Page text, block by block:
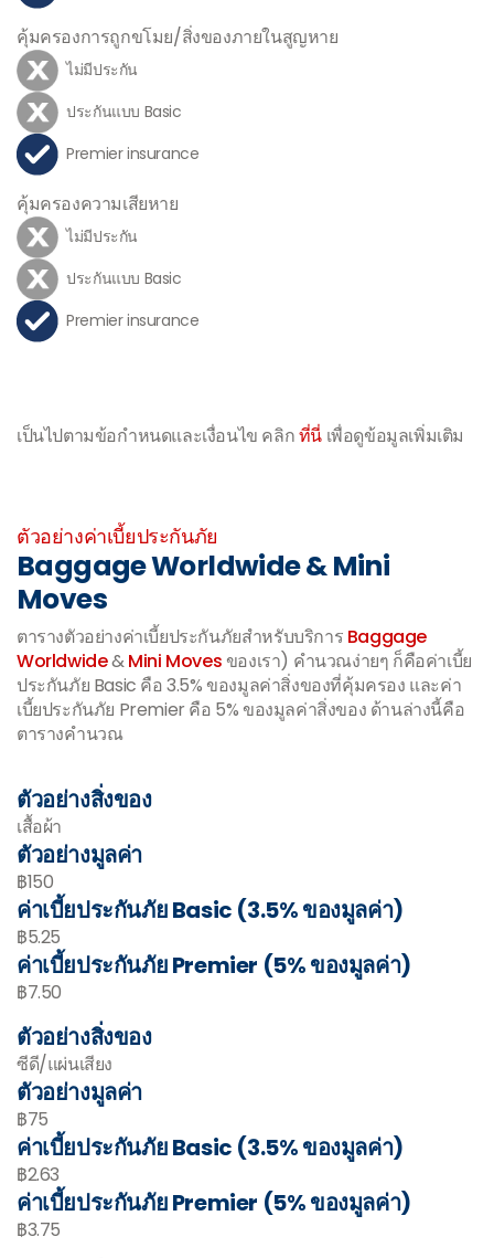
คุ้มครองการถูกขโมย/สิ่งของภายในสูญหาย
ไม่มีประกัน
ประกันแบบ Basic
Premier insurance
คุ้มครองความเสียหาย
ไม่มีประกัน
ประกันแบบ Basic
Premier insurance
เป็นไปตามข้อกำหนดและเงื่อนไข คลิกที่นี่ เพื่อดูข้อมูลเพิ่มเติม
ตัวอย่างค่าเบี้ยประกันภัย
Baggage Worldwide & Mini
Moves
ตารางตัวอย่างค่าเบี้ยประกันภัยสำหรับบริการ Baggage
Worldwide&Mini Movesของเรา) คำนวณง่ายๆ ก็คือค่าเบี้ย
ประกันภัย Basic คือ 3.5% ของมูลค่าสิ่งของที่คุ้มครอง และค่า
เบี้ยประกันภัย Premier คือ 5% ของมูลค่าสิ่งของ ด้านล่างนี้คือ
ตารางคำนวณ
ตัวอย่างสิ่งของ
เสื้อผ้า
ตัวอย่างมูลค่า
฿150
ค่าเบี้ยประกันภัย Basic (3.5% ของมูลค่า)
฿5.25
ค่าเบี้ยประกันภัย Premier (5% ของมูลค่า)
฿7.50
ตัวอย่างสิ่งของ
ซีดี/แผ่นเสียง
ตัวอย่างมูลค่า
฿75
ค่าเบี้ยประกันภัย Basic (3.5% ของมูลค่า)
฿2.63
ค่าเบี้ยประกันภัย Premier (5% ของมูลค่า)
฿3.75